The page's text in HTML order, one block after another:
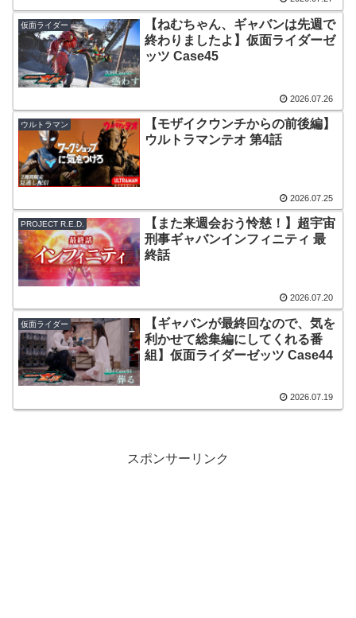
仮面ライダー
【ねむちゃん、ギャバンは先週で
終わりましたよ】仮面ライダーゼ
ッツ Case45
2026.07.26
ウルトラマン
【モザイクウンチからの前後編】
ウルトラマンテオ 第4話
2026.07.25
PROJECT R.E.D.
【また来週会おう怜慈！】超宇宙
刑事ギャバンインフィニティ 最
終話
2026.07.20
仮面ライダー
【ギャバンが最終回なので、気を
利かせて総集編にしてくれる番
組】仮面ライダーゼッツ Case44
2026.07.19
スポンサーリンク